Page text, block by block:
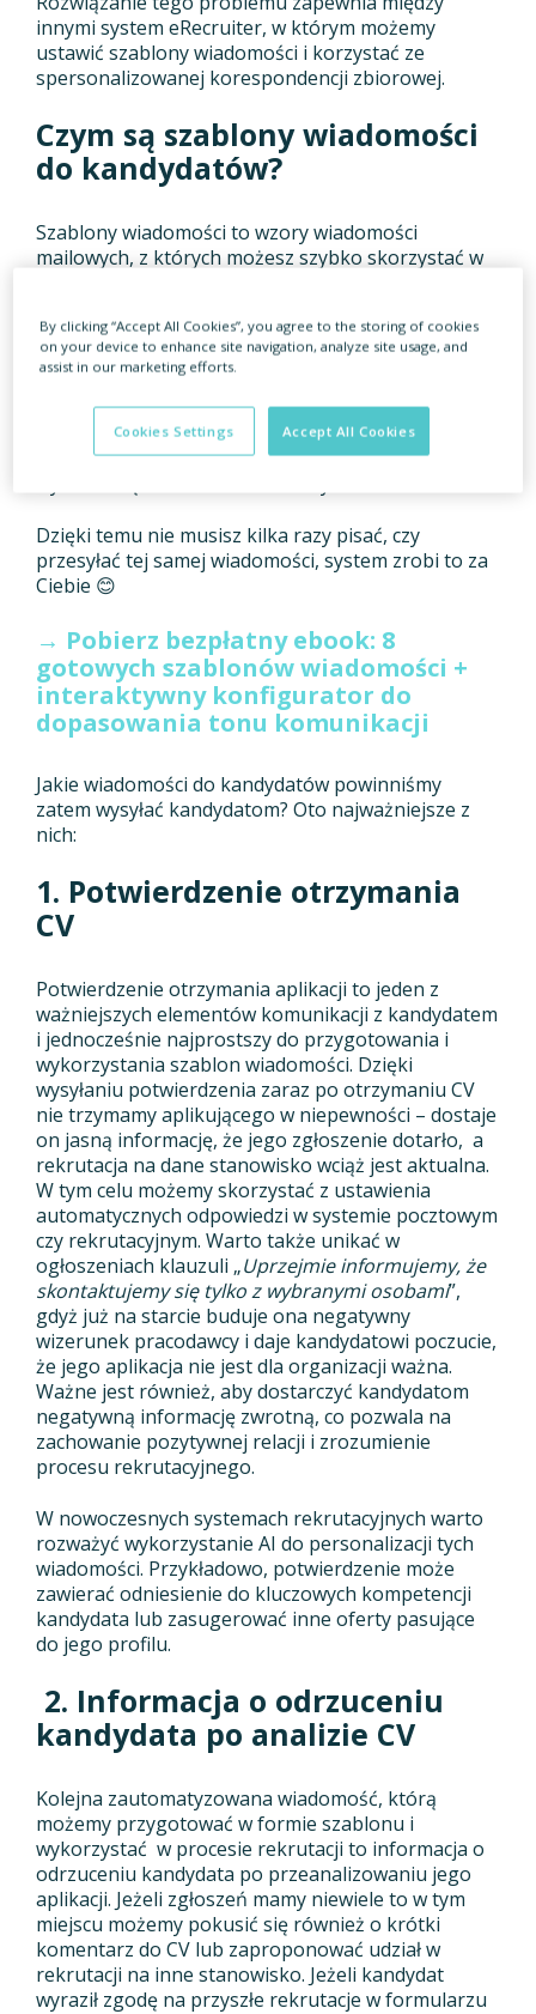
innymi system eRecruiter, w którym możemy
ustawić szablony wiadomości i korzystać ze
spersonalizowanej korespondencji zbiorowej.
Czym są szablony wiadomości
do kandydatów?
Szablony wiadomości to wzory wiadomości
mailowych, z których możesz szybko skorzystać w
których możesz skorzystać, jednak możesz też
stworzyć własne, bardziej spersonalizowane. Gdzie
tu automatyzacja? Po wyborze wzoru
podziękowania za udział w rekrutacji, czy
zaproszeni na spotkanie z kandydatem, możesz
określić na którym etapie procesu system powinien
Dzięki temu nie musisz kilka razy pisać, czy
przesyłać tej samej wiadomości, system zrobi to za
Ciebie 😊
→ Pobierz bezpłatny ebook: 8
gotowych szablonów wiadomości +
interaktywny konfigurator do
dopasowania tonu komunikacji
Jakie wiadomości do kandydatów powinniśmy
zatem wysyłać kandydatom? Oto najważniejsze z
nich:
1. Potwierdzenie otrzymania
CV
Potwierdzenie otrzymania aplikacji to jeden z
ważniejszych elementów komunikacji z kandydatem
i jednocześnie najprostszy do przygotowania i
wykorzystania szablon wiadomości. Dzięki
wysyłaniu potwierdzenia zaraz po otrzymaniu CV
nie trzymamy aplikującego w niepewności – dostaje
on jasną informację, że jego zgłoszenie dotarło, a
rekrutacja na dane stanowisko wciąż jest aktualna.
W tym celu możemy skorzystać z ustawienia
automatycznych odpowiedzi w systemie pocztowym
czy rekrutacyjnym. Warto także unikać w
ogłoszeniach klauzuli „Uprzejmie informujemy, że
skontaktujemy się tylko z wybranymi osobami”,
gdyż już na starcie buduje ona negatywny
wizerunek pracodawcy i daje kandydatowi poczucie,
że jego aplikacja nie jest dla organizacji ważna.
Ważne jest również, aby dostarczyć kandydatom
negatywną informację zwrotną, co pozwala na
zachowanie pozytywnej relacji i zrozumienie
procesu rekrutacyjnego.
W nowoczesnych systemach rekrutacyjnych warto
rozważyć wykorzystanie AI do personalizacji tych
wiadomości. Przykładowo, potwierdzenie może
zawierać odniesienie do kluczowych kompetencji
kandydata lub zasugerować inne oferty pasujące
do jego profilu.
2. Informacja o odrzuceniu
kandydata po analizie CV
Kolejna zautomatyzowana wiadomość, którą
możemy przygotować w formie szablonu i
wykorzystać w procesie rekrutacji to informacja o
odrzuceniu kandydata po przeanalizowaniu jego
aplikacji. Jeżeli zgłoszeń mamy niewiele to w tym
miejscu możemy pokusić się również o krótki
komentarz do CV lub zaproponować udział w
rekrutacji na inne stanowisko. Jeżeli kandydat
wyraził zgodę na przyszłe rekrutacje w formularzu
By clicking “Accept All Cookies”, you agree to the storing of cookies
on your device to enhance site navigation, analyze site usage, and
assist in our marketing efforts.
Accept All Cookies
Cookies Settings